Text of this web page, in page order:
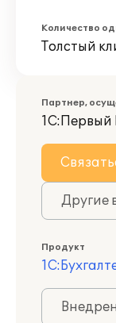
Количество
Толстый
Партнер,
1С:Первый
Другие
Продукт